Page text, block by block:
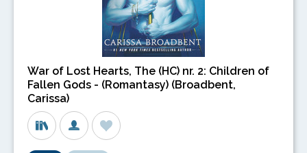
War of Lost Hearts, The (HC) nr. 2: Children of
Fallen Gods - (Romantasy) (Broadbent,
Carissa)